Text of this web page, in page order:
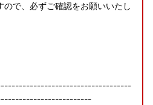
ので、必ずご確認をお願いいたし